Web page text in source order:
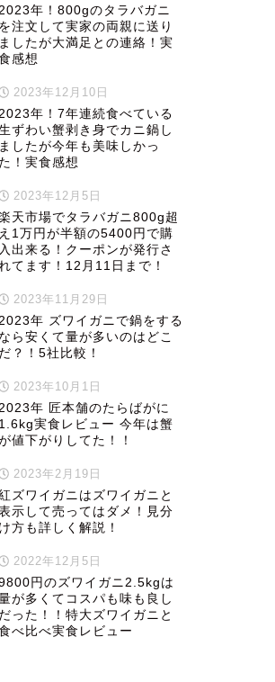
年！800gのタラバガニ
を注文して実家の両親に送り
ましたが大満足との連絡！実
感想
2023年12月10日
年！7年連続食べている
ずわい蟹剥き身でカニ鍋し
ましたが今年も美味しかっ
た！実食感想
2023年12月5日
天市場でタラバガニ800g超
え1万円が半額の5400円で購
入出来る！クーポンが発行さ
てます！12月11日まで！
2023年11月29日
年 ズワイガニで鍋をする
なら安くて量が多いのはどこ
だ？！5社比較！
2023年10月1日
年 匠本舗のたらばがに
1.6kg実食レビュー 今年は蟹
値下がりしてた！！
2023年2月19日
ズワイガニはズワイガニと
示して売ってはダメ！見分
け方も詳しく解説！
2022年12月5日
円のズワイガニ2.5kgは
が多くてコスパも味も良し
だった！！特大ズワイガニと
べ比べ実食レビュー